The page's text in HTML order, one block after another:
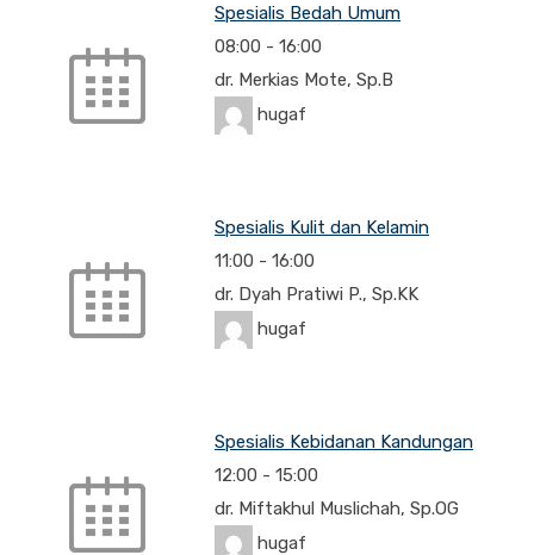
Spesialis Bedah Umum
08:00 - 16:00
dr. Merkias Mote, Sp.B
hugaf
Spesialis Kulit dan Kelamin
11:00 - 16:00
dr. Dyah Pratiwi P., Sp.KK
hugaf
Spesialis Kebidanan Kandungan
12:00 - 15:00
dr. Miftakhul Muslichah, Sp.OG
hugaf